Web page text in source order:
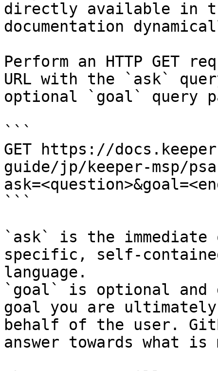
directly available in
documentation
Perform an HTTP GET
URL with the `ask`
optional `goal` query
```
GET https://
guide/jp/keeper-msp/
```
`ask` is the
specific, self-
language.
`goal` is optional and
goal you are
behalf of the user.
answer towards what